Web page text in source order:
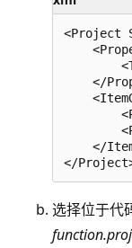
<Project
</
</
选择位于代
function.proj